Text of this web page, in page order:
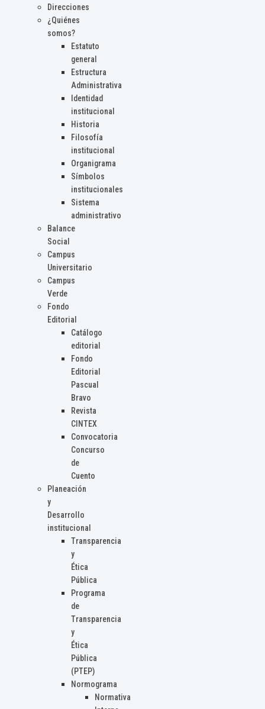
Direcciones
¿Quiénes
somos?
Estatuto
general
Estructura
Administrativa
Identidad
institucional
Historia
Filosofía
institucional
Organigrama
Símbolos
institucionales
Sistema
administrativo
Balance
Social
Campus
Universitario
Campus
Verde
Fondo
Editorial
Catálogo
editorial
Fondo
Editorial
Pascual
Bravo
Revista
CINTEX
Convocatoria
Concurso
de
Cuento
Planeación
y
Desarrollo
institucional
Transparencia
y
Ética
Pública
Programa
de
Transparencia
y
Ética
Pública
(PTEP)
Normograma
Normativa